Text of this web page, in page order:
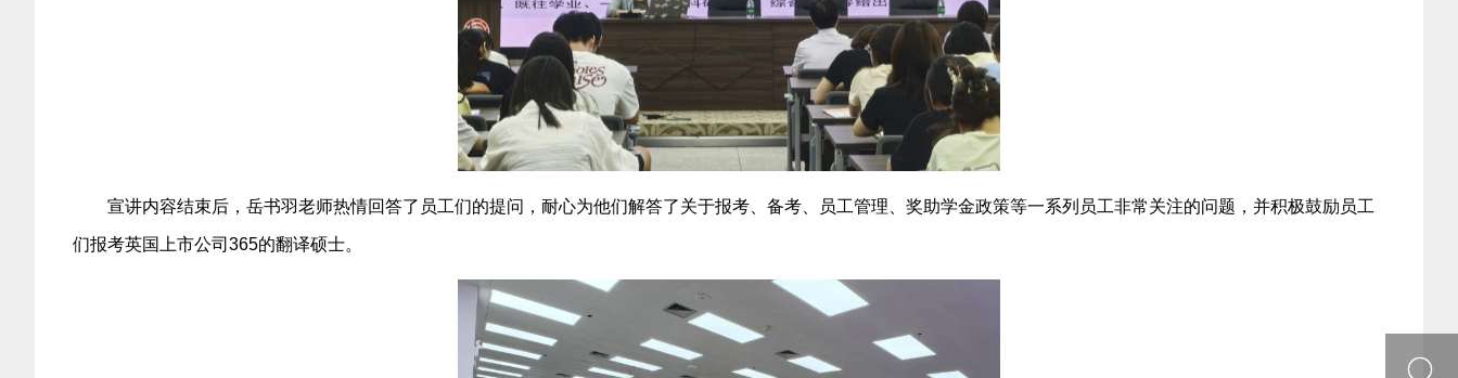
宣讲内容结束后，岳书羽老师热情回答了员工们的提问，耐心为他们解答了关于报考、备考、员工管理、奖助学金政策等一系列员工非常关注的问题，并积极鼓励员工
们报考英国上市公司365的翻译硕士。